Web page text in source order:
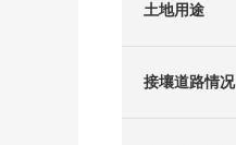
土地用途
接壤道路情况